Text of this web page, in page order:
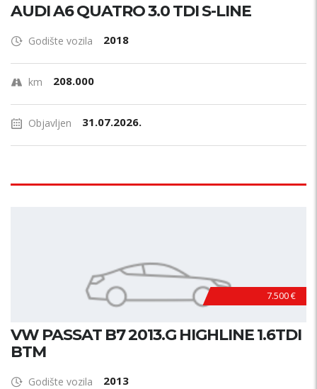
AUDI A6 QUATRO 3.0 TDI S-LINE
Godište vozila 2018
km 208.000
Objavljen 31.07.2026.
7.500 €
VW PASSAT B7 2013.G HIGHLINE 1.6TDI
BTM
Godište vozila 2013